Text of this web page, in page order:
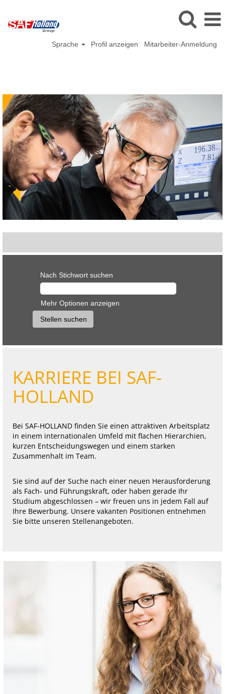
Sprache Profil anzeigen Mitarbeiter-Anmeldung
Nach Stichwort suchen
Mehr Optionen anzeigen
KARRIERE BEI SAF-
HOLLAND
Bei SAF-HOLLAND finden Sie einen attraktiven Arbeitsplatz
in einem internationalen Umfeld mit flachen Hierarchien,
kurzen Entscheidungswegen und einem starken
Zusammenhalt im Team.
Sie sind auf der Suche nach einer neuen Herausforderung
als Fach- und Führungskraft, oder haben gerade Ihr
Studium abgeschlossen – wir freuen uns in jedem Fall auf
Ihre Bewerbung. Unsere vakanten Positionen entnehmen
Sie bitte unseren Stellenangeboten.